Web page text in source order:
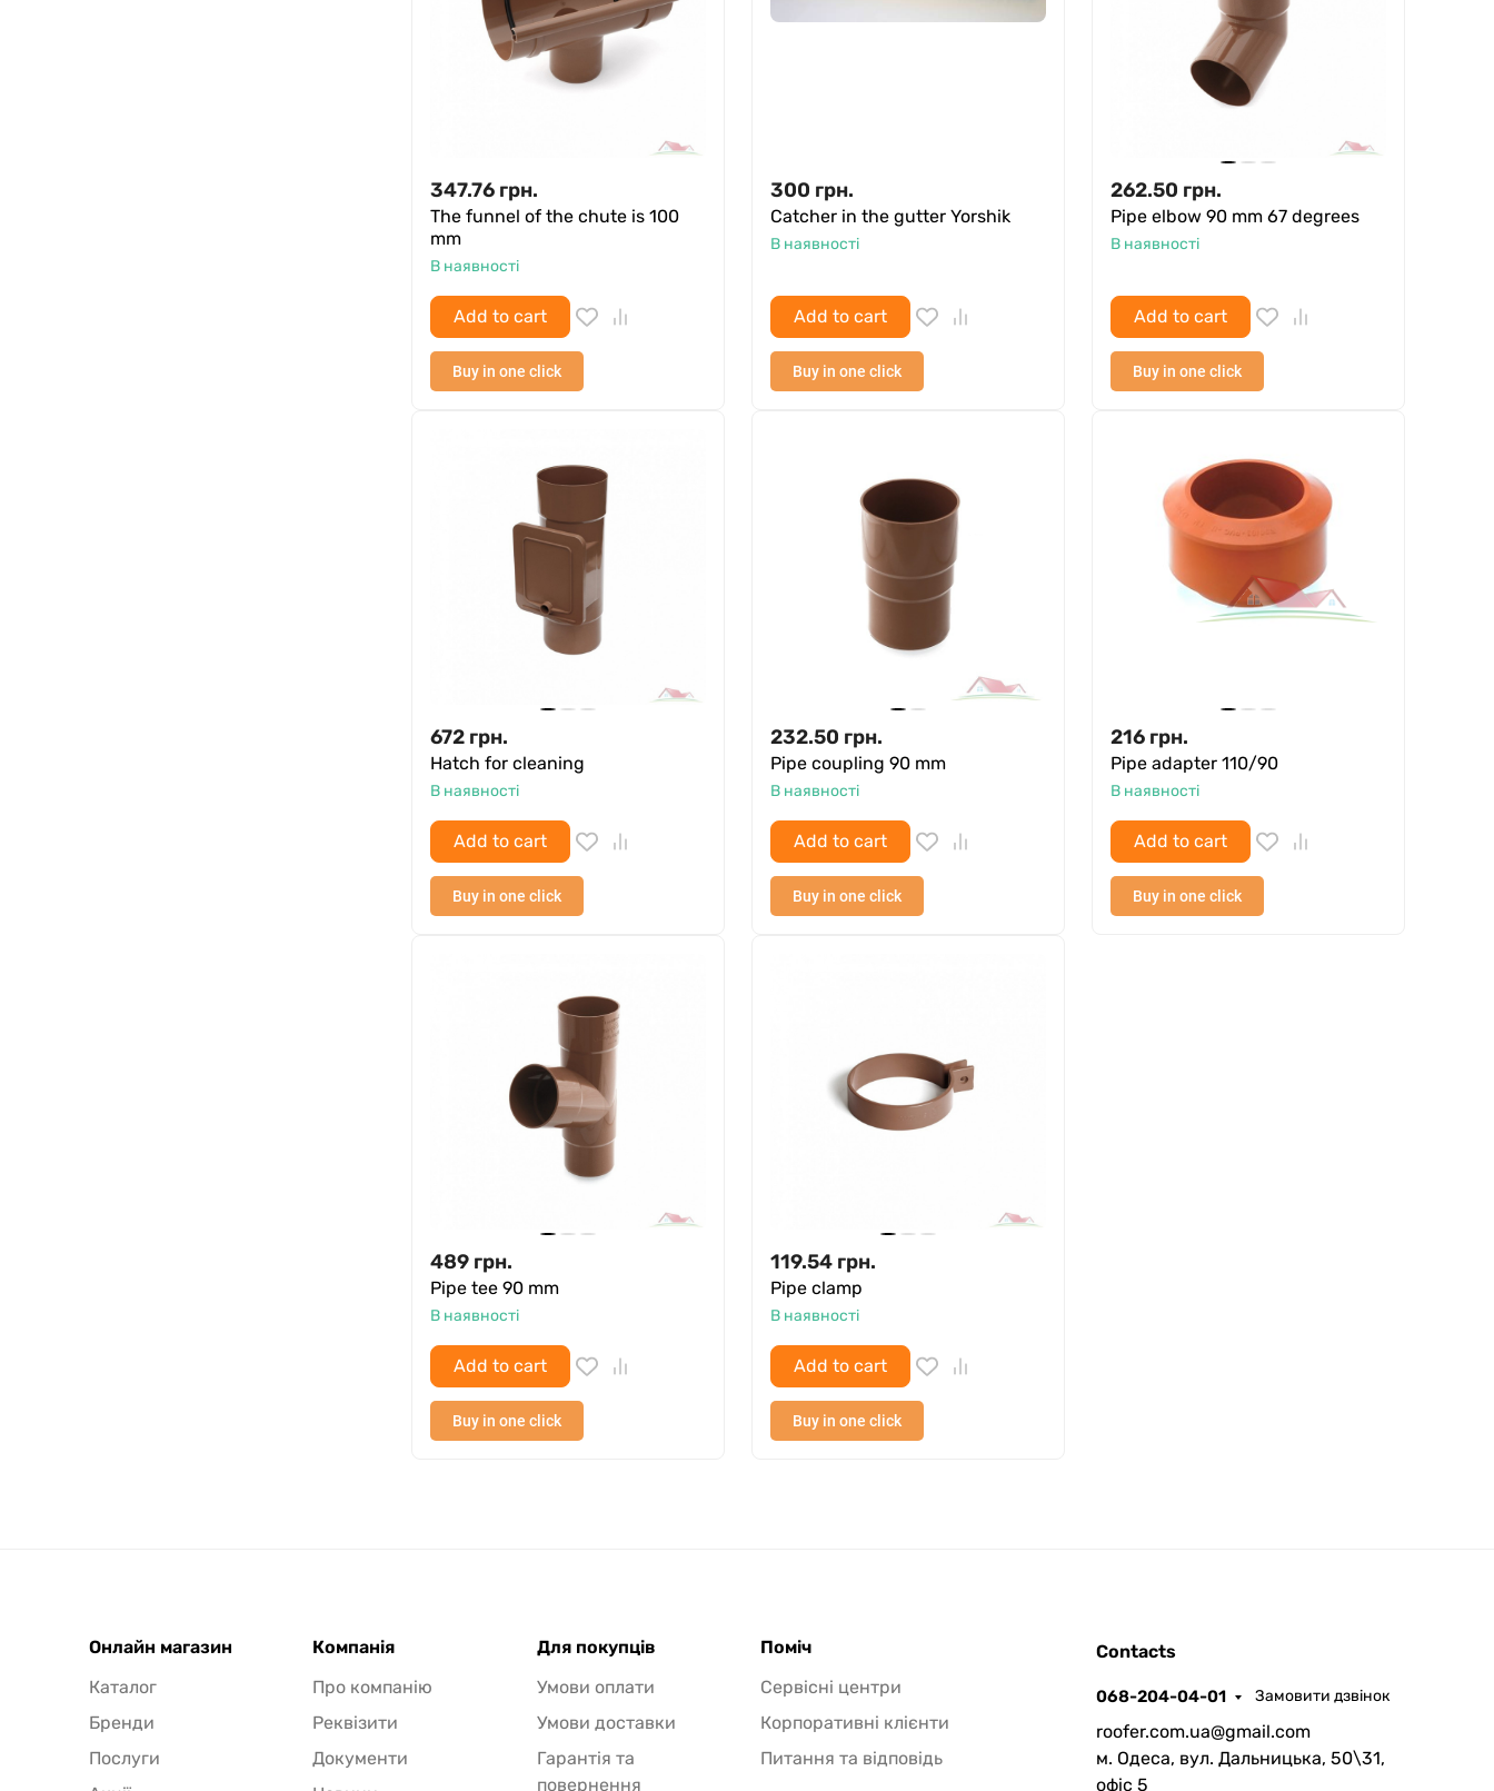
347.76 грн.
The funnel of the chute is 100
mm
В наявності
Add to cart
Buy in one click
300 грн.
Catcher in the gutter Yorshik
В наявності
Add to cart
Buy in one click
262.50 грн.
Pipe elbow 90 mm 67 degrees
В наявності
Add to cart
Buy in one click
672 грн.
Hatch for cleaning
В наявності
Add to cart
Buy in one click
232.50 грн.
Pipe coupling 90 mm
В наявності
Add to cart
Buy in one click
216 грн.
Pipe adapter 110/90
В наявності
Add to cart
Buy in one click
489 грн.
Pipe tee 90 mm
В наявності
Add to cart
Buy in one click
119.54 грн.
Pipe clamp
В наявності
Add to cart
Buy in one click
Онлайн магазин
Каталог
Бренди
Послуги
Компанія
Про компанію
Реквізити
Документи
Для покупців
Умови оплати
Умови доставки
Гарантія та
повернення
Поміч
Сервісні центри
Корпоративні клієнти
Питання та відповідь
Contacts
068-204-04-01 Замовити дзвінок
roofer.com.ua@gmail.com
м. Одеса, вул. Дальницька, 50\31,
офіс 5
ROOFER
AI помічник